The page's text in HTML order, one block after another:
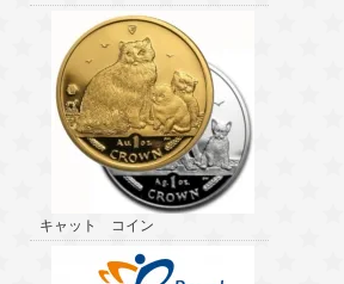
キャット コイン